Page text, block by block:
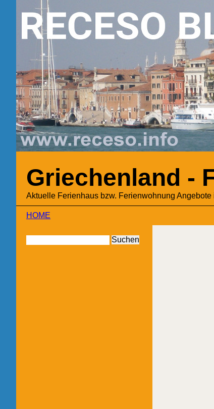
Griechenland -
Aktuelle Ferienhaus bzw. Ferienwohnung Angebote
HOME